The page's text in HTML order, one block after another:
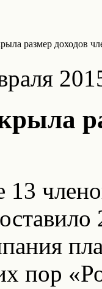
размер доходов
13
пор